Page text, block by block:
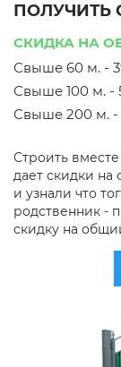
ПОЛУЧИТЬ
СКИДКА НА
Свыше 60 м. -
Свыше 100 м. -
Свыше 200 м. -
Строить
дает скидки
и узнали что
родственник -
скидку на